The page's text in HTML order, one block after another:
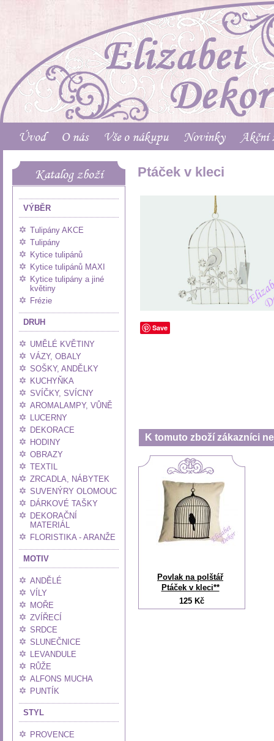
Úvod O nás Vše o nákupu Novinky Akční
Katalog zboží
VÝBĚR
Tulipány AKCE
Tulipány
Kytice tulipánů
Kytice tulipánů MAXI
Kytice tulipány a jiné
květiny
Frézie
DRUH
UMĚLÉ KVĚTINY
VÁZY, OBALY
SOŠKY, ANDĚLKY
KUCHYŇKA
SVÍČKY, SVÍCNY
AROMALAMPY, VŮNĚ
LUCERNY
DEKORACE
HODINY
OBRAZY
TEXTIL
ZRCADLA, NÁBYTEK
SUVENÝRY OLOMOUC
DÁRKOVÉ TAŠKY
DEKORAČNÍ
MATERIÁL
FLORISTIKA - ARANŽE
MOTIV
ANDĚLÉ
VÍLY
MOŘE
ZVÍŘECÍ
SRDCE
SLUNEČNICE
LEVANDULE
RŮŽE
ALFONS MUCHA
PUNTÍK
STYL
PROVENCE
Ptáček v kleci
Save
K tomuto zboží zákazníci
Povlak na polštář
Ptáček v kleci**
125 Kč